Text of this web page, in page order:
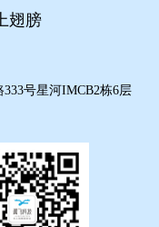
翅膀
号星河IMCB2栋6层